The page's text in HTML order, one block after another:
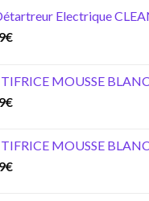
Electrique
€
MOUSSE
€
MOUSSE
€